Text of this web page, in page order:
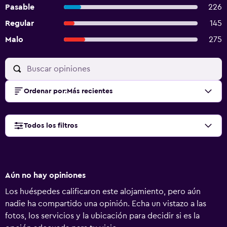
Pasable
226
Regular
145
Malo
275
Ordenar por: Más recientes
Todos los filtros
Aún no hay opiniones
Los huéspedes calificaron este alojamiento, pero aún
nadie ha compartido una opinión. Echa un vistazo a las
fotos, los servicios y la ubicación para decidir si es la